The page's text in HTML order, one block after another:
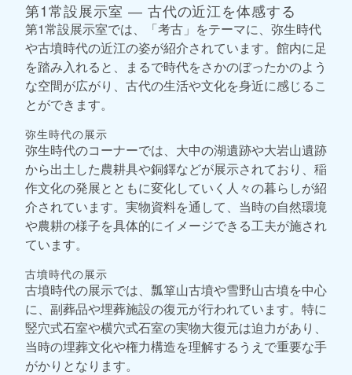
第1常設展示室 ― 古代の近江を体感する
第1常設展示室では、「考古」をテーマに、弥生時代
や古墳時代の近江の姿が紹介されています。館内に足
を踏み入れると、まるで時代をさかのぼったかのよう
な空間が広がり、古代の生活や文化を身近に感じるこ
とができます。
弥生時代の展示
弥生時代のコーナーでは、大中の湖遺跡や大岩山遺跡
から出土した農耕具や銅鐸などが展示されており、稲
作文化の発展とともに変化していく人々の暮らしが紹
介されています。実物資料を通して、当時の自然環境
や農耕の様子を具体的にイメージできる工夫が施され
ています。
古墳時代の展示
古墳時代の展示では、瓢箪山古墳や雪野山古墳を中心
に、副葬品や埋葬施設の復元が行われています。特に
竪穴式石室や横穴式石室の実物大復元は迫力があり、
当時の埋葬文化や権力構造を理解するうえで重要な手
がかりとなります。